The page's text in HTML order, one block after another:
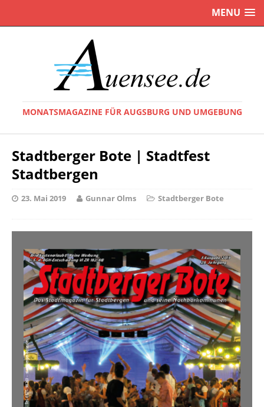
MENU
MONATSMAGAZINE FÜR AUGSBURG UND UMGEBUNG
Stadtberger Bote | Stadtfest
Stadtbergen
23. Mai 2019 Gunnar Olms Stadtberger Bote